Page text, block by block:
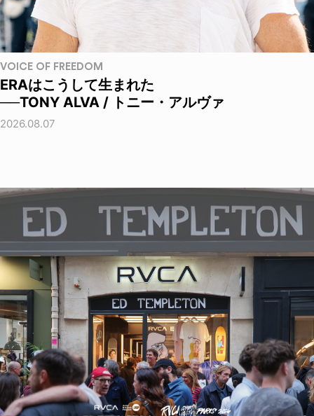
VOICE OF FREEDOM
ERAはこうして生まれた
──TONY ALVA / トニー・アルヴァ
2026.08.07